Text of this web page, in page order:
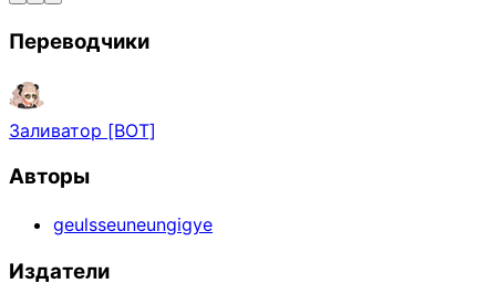
Переводчики
Заливатор [BOT]
Авторы
geulsseuneungigye
Издатели